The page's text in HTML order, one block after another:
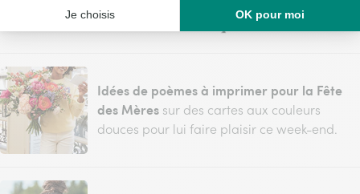
Nos articles sur les bouquets de fleurs
Idées de poèmes à imprimer pour la Fête
des Mères sur des cartes aux couleurs
douces pour lui faire plaisir ce week-end.